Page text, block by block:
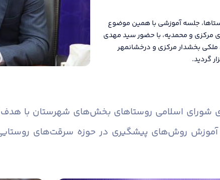
جلسه آموزشی با همین موضوع
مرکزی و محمدیه، با حضور سید مهدی
ملکی بخشدار مرکزی و درخشانمهر
گردید.
شورای اسلامی روستاهای بخش‌های شهرستان با
آموزش روش‌های پیشگیری در حوزه سرقت‌های